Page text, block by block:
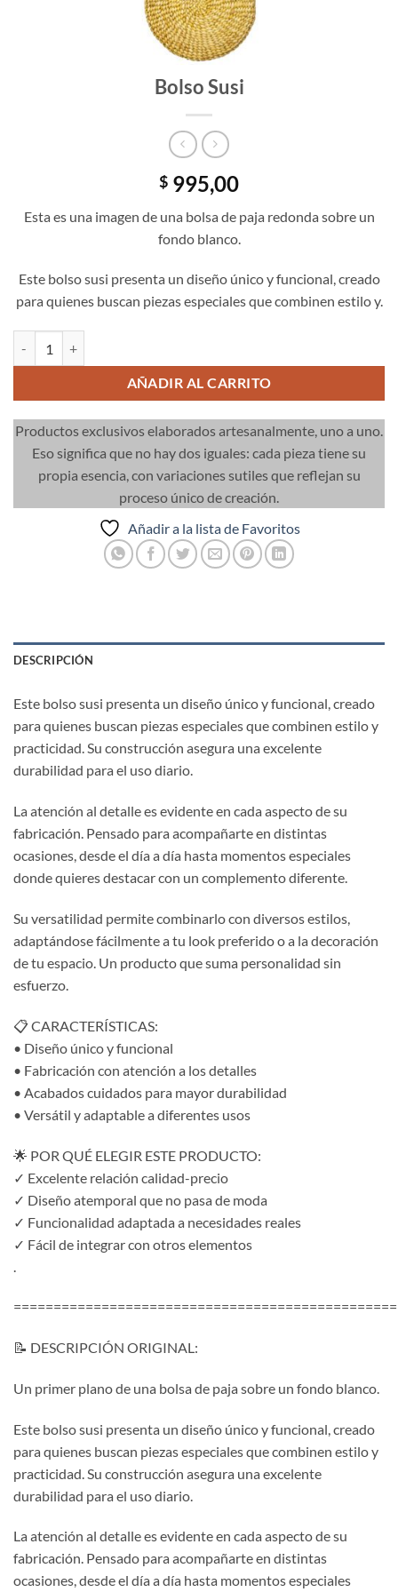
Bolso Susi
$ 995,00
Esta es una imagen de una bolsa de paja redonda sobre un
fondo blanco.
Este bolso susi presenta un diseño único y funcional, creado
para quienes buscan piezas especiales que combinen estilo y.
AÑADIR AL CARRITO
Productos exclusivos elaborados artesanalmente, uno a uno.
Eso significa que no hay dos iguales: cada pieza tiene su
propia esencia, con variaciones sutiles que reflejan su
proceso único de creación.
Añadir a la lista de Favoritos
DESCRIPCIÓN
Este bolso susi presenta un diseño único y funcional, creado
para quienes buscan piezas especiales que combinen estilo y
practicidad. Su construcción asegura una excelente
durabilidad para el uso diario.
La atención al detalle es evidente en cada aspecto de su
fabricación. Pensado para acompañarte en distintas
ocasiones, desde el día a día hasta momentos especiales
donde quieres destacar con un complemento diferente.
Su versatilidad permite combinarlo con diversos estilos,
adaptándose fácilmente a tu look preferido o a la decoración
de tu espacio. Un producto que suma personalidad sin
esfuerzo.
📋 CARACTERÍSTICAS:
• Diseño único y funcional
• Fabricación con atención a los detalles
• Acabados cuidados para mayor durabilidad
• Versátil y adaptable a diferentes usos
🌟 POR QUÉ ELEGIR ESTE PRODUCTO:
✓ Excelente relación calidad-precio
✓ Diseño atemporal que no pasa de moda
✓ Funcionalidad adaptada a necesidades reales
✓ Fácil de integrar con otros elementos
📝 DESCRIPCIÓN ORIGINAL:
Un primer plano de una bolsa de paja sobre un fondo blanco.
Este bolso susi presenta un diseño único y funcional, creado
para quienes buscan piezas especiales que combinen estilo y
practicidad. Su construcción asegura una excelente
durabilidad para el uso diario.
La atención al detalle es evidente en cada aspecto de su
fabricación. Pensado para acompañarte en distintas
ocasiones, desde el día a día hasta momentos especiales